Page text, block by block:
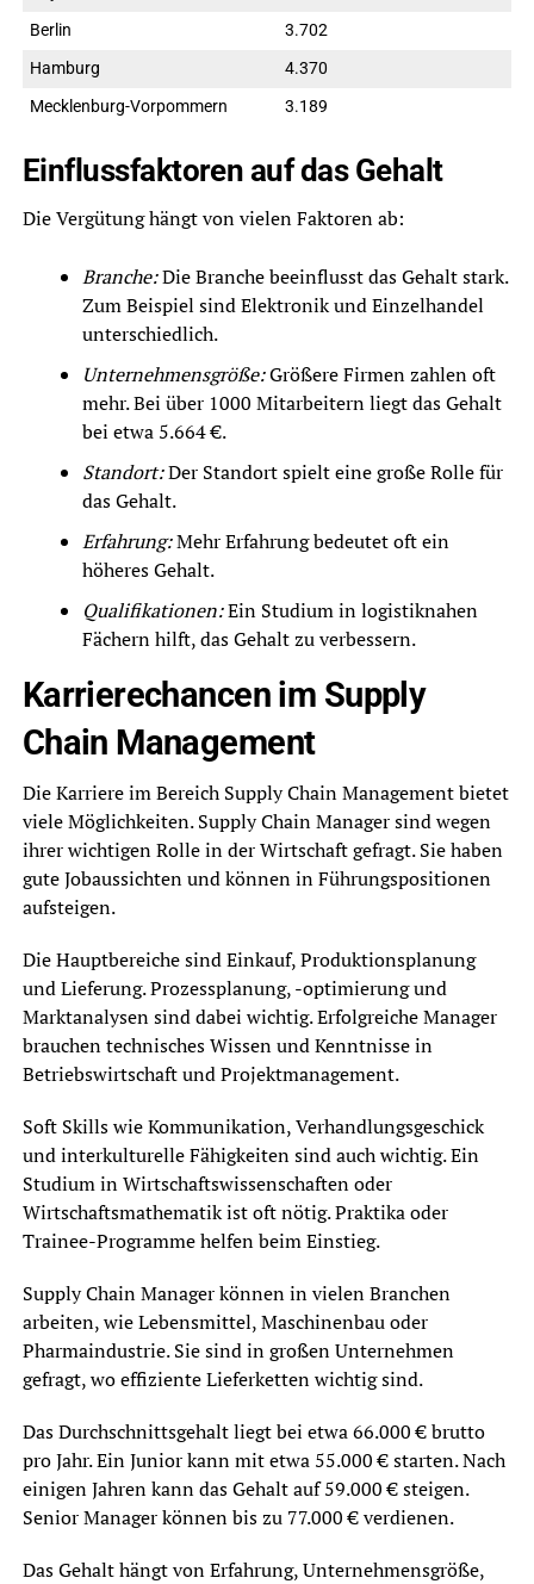
Berlin
3.702
Hamburg
4.370
Mecklenburg-Vorpommern
3.189
Einflussfaktoren auf das Gehalt
Die Vergütung hängt von vielen Faktoren ab:
Branche:Die Branche beeinflusst das Gehalt stark.
Zum Beispiel sind Elektronik und Einzelhandel
unterschiedlich.
Unternehmensgröße:Größere Firmen zahlen oft
mehr. Bei über 1000 Mitarbeitern liegt das Gehalt
bei etwa 5.664 €.
Standort:Der Standort spielt eine große Rolle für
das Gehalt.
Erfahrung:Mehr Erfahrung bedeutet oft ein
höheres Gehalt.
Qualifikationen:Ein Studium in logistiknahen
Fächern hilft, das Gehalt zu verbessern.
Karrierechancen im Supply
Chain Management
Die Karriere im Bereich Supply Chain Management bietet
viele Möglichkeiten. Supply Chain Manager sind wegen
ihrer wichtigen Rolle in der Wirtschaft gefragt. Sie haben
gute Jobaussichten und können in Führungspositionen
aufsteigen.
Die Hauptbereiche sind Einkauf, Produktionsplanung
und Lieferung. Prozessplanung, -optimierung und
Marktanalysen sind dabei wichtig. Erfolgreiche Manager
brauchen technisches Wissen und Kenntnisse in
Betriebswirtschaft und Projektmanagement.
Soft Skills wie Kommunikation, Verhandlungsgeschick
und interkulturelle Fähigkeiten sind auch wichtig. Ein
Studium in Wirtschaftswissenschaften oder
Wirtschaftsmathematik ist oft nötig. Praktika oder
Trainee-Programme helfen beim Einstieg.
Supply Chain Manager können in vielen Branchen
arbeiten, wie Lebensmittel, Maschinenbau oder
Pharmaindustrie. Sie sind in großen Unternehmen
gefragt, wo effiziente Lieferketten wichtig sind.
Das Durchschnittsgehalt liegt bei etwa 66.000 € brutto
pro Jahr. Ein Junior kann mit etwa 55.000 € starten. Nach
einigen Jahren kann das Gehalt auf 59.000 € steigen.
Senior Manager können bis zu 77.000 € verdienen.
Das Gehalt hängt von Erfahrung, Unternehmensgröße,